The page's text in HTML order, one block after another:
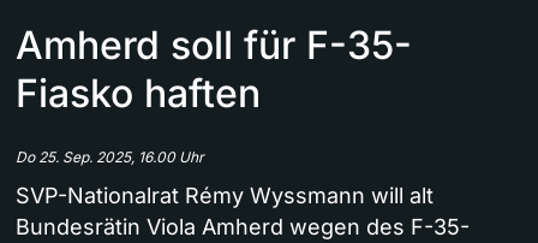
Amherd soll für F-35-
Fiasko haften
Do 25. Sep. 2025, 16.00 Uhr
SVP-Nationalrat Rémy Wyssmann will alt
Bundesrätin Viola Amherd wegen des F-35-